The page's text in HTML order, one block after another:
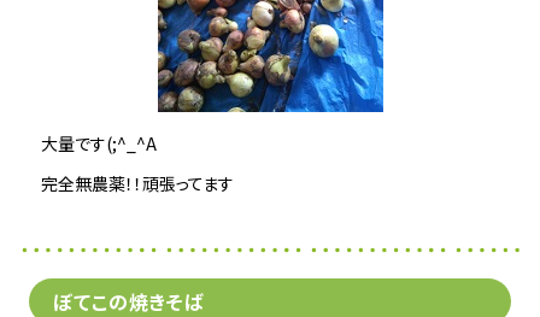
大量です(;^_^A
完全無農薬！！頑張ってます
ぼてこの焼きそば